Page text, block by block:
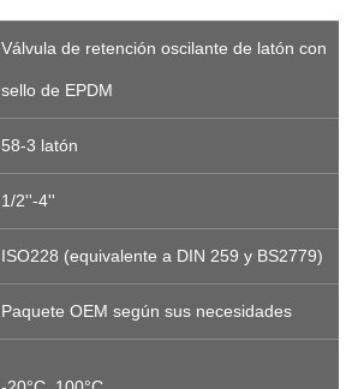
Válvula de retención oscilante de latón con
sello de EPDM
58-3 latón
1/2''-4''
ISO228 (equivalente a DIN 259 y BS2779)
Paquete OEM según sus necesidades